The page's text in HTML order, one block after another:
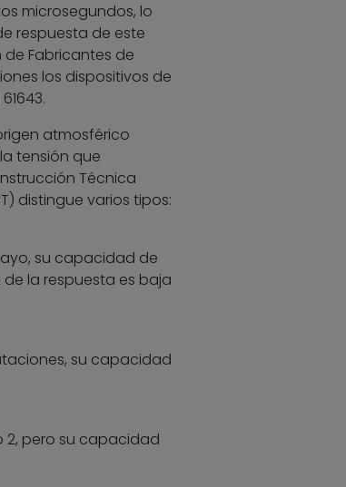
microsegundos, lo
respuesta de este
de Fabricantes de
los dispositivos de
atmosférico
tensión que
Técnica
distingue varios tipos:
su capacidad de
la respuesta es baja
su capacidad
2, pero su capacidad